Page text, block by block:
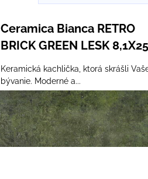
Ceramica Bianca RETRO
BRICK GREEN LESK 8,1X25
Keramická kachlička, ktorá skrášli
bývanie. Moderné a...